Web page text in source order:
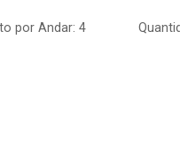
por Andar: 4